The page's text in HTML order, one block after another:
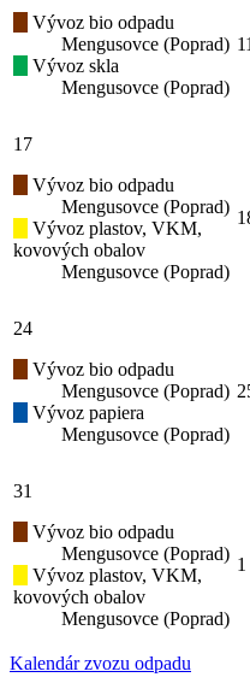
Vývoz bio odpadu
Mengusovce (Poprad)
Vývoz skla
Mengusovce (Poprad)
11
17
Vývoz bio odpadu
Mengusovce (Poprad)
Vývoz plastov, VKM,
kovových obalov
Mengusovce (Poprad)
24
Vývoz bio odpadu
Mengusovce (Poprad)
Vývoz papiera
Mengusovce (Poprad)
31
Vývoz bio odpadu
Mengusovce (Poprad)
Vývoz plastov, VKM,
kovových obalov
Mengusovce (Poprad)
1
Kalendár zvozu odpadu